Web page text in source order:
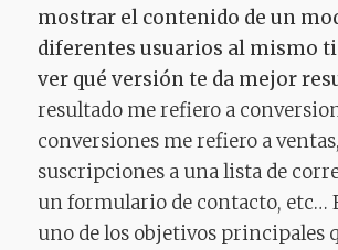
mostrar el contenido de un
diferentes usuarios al mismo
ver qué versión te da mejor
resultado me refiero a
conversiones me refiero a ventas,
suscripciones a una lista de
un formulario de contacto, etc…
uno de los objetivos principales